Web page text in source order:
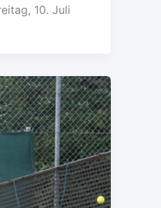
10. Juli